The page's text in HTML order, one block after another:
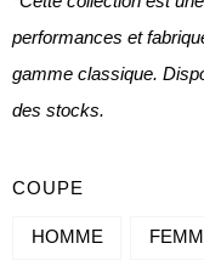
performances et
gamme classique.
des stocks.
COUPE
HOMME
QUANTITÉ
DE